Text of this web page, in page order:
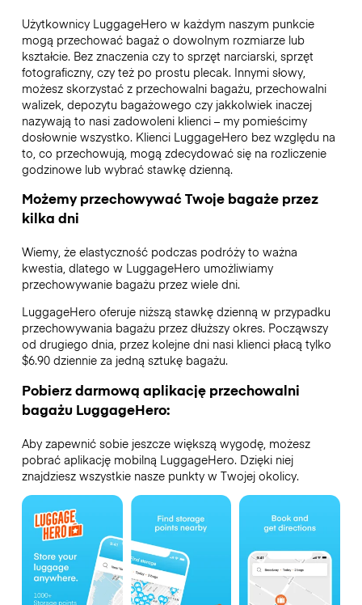
Użytkownicy LuggageHero w każdym naszym punkcie
mogą przechować bagaż o dowolnym rozmiarze lub
kształcie. Bez znaczenia czy to sprzęt narciarski, sprzęt
fotograficzny, czy też po prostu plecak. Innymi słowy,
możesz skorzystać z przechowalni bagażu, przechowalni
walizek, depozytu bagażowego czy jakkolwiek inaczej
nazywają to nasi zadowoleni klienci – my pomieścimy
dosłownie wszystko. Klienci LuggageHero bez względu na
to, co przechowują, mogą zdecydować się na rozliczenie
godzinowe lub wybrać stawkę dzienną.
Możemy przechowywać Twoje bagaże przez
kilka dni
Wiemy, że elastyczność podczas podróży to ważna
kwestia, dlatego w LuggageHero umożliwiamy
przechowywanie bagażu przez wiele dni.
LuggageHero oferuje niższą stawkę dzienną w przypadku
przechowywania bagażu przez dłuższy okres. Począwszy
od drugiego dnia, przez kolejne dni nasi klienci płacą tylko
$6.90 dziennie za jedną sztukę bagażu.
Pobierz darmową aplikację przechowalni
bagażu LuggageHero:
Aby zapewnić sobie jeszcze większą wygodę, możesz
pobrać aplikację mobilną LuggageHero. Dzięki niej
znajdziesz wszystkie nasze punkty w Twojej okolicy.